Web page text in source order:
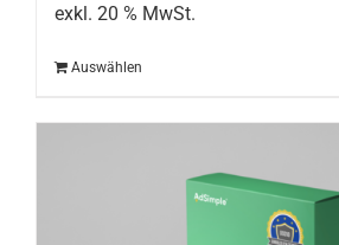
exkl. 20 % MwSt.
Auswählen